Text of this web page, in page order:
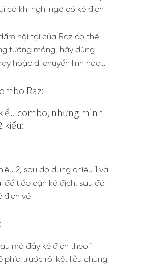
cỏ khi nghi ngờ có kẻ địch
nội tại của Raz có thể
tường mỏng, hãy dùng
hoặc di chuyển linh hoạt.
Raz:
combo, nhưng mình
kiểu:
2, sau đó dùng chiêu 1 và
để tiếp cận kẻ địch, sau đó
địch về
mà đẩy kẻ địch theo 1
phía trước rồi kết liễu chúng